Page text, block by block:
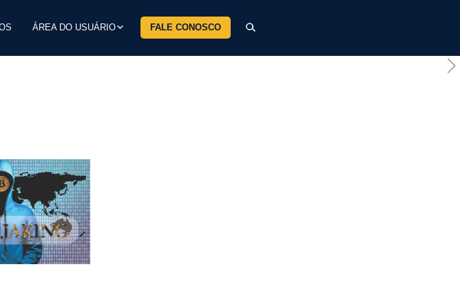
ÁREA DO USUÁRIO FALE CONOSCO